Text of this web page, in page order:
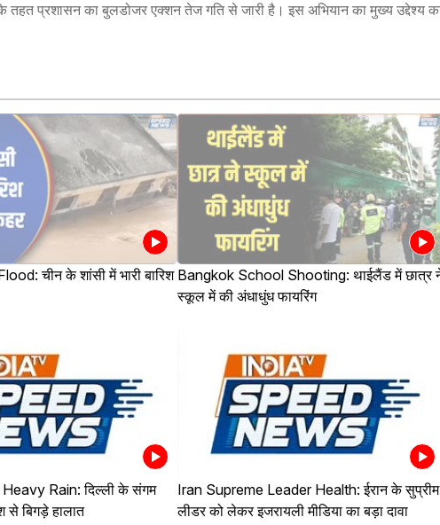
प्रशासन का बुलडोजर एक्शन तेज गति से जारी है। इस अभियान का मुख्य उद्देश्य
चीन के शांसी में भारी बारिश Bangkok School Shooting: थाईलैंड में छात्र
स्कूल में की अंधाधुंध फायरिंग
Rain: दिल्ली के संगम
से बिगड़े हालात
Iran Supreme Leader Health: ईरान के सुप्रीम
लीडर को लेकर इजरायली मीडिया का बड़ा दावा